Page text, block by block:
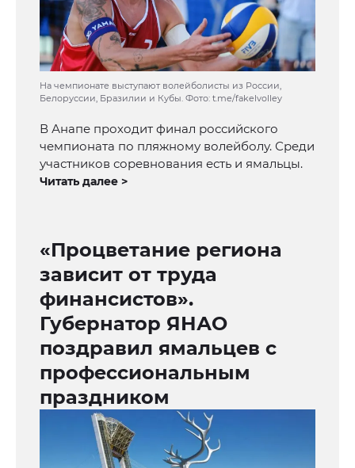
На чемпионате выступают волейболисты из России,
Белоруссии, Бразилии и Кубы. Фото: t.me/fakelvolley
В Анапе проходит финал российского
чемпионата по пляжному волейболу. Среди
участников соревнования есть и ямальцы.
Читать далее >
«Процветание региона
зависит от труда
финансистов».
Губернатор ЯНАО
поздравил ямальцев с
профессиональным
праздником